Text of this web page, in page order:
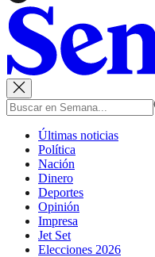
Últimas noticias
Política
Nación
Dinero
Deportes
Opinión
Impresa
Jet Set
Elecciones 2026